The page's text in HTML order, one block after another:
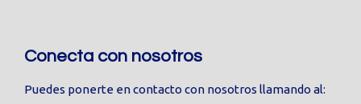
Conecta con nosotros
Puedes ponerte en contacto con nosotros llamando al: